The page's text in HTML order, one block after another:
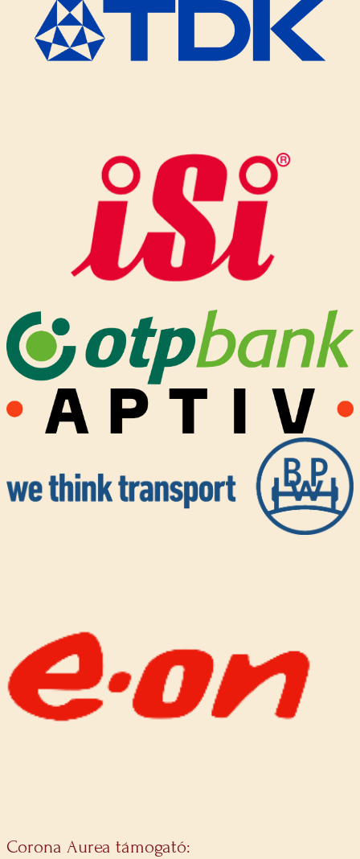
Corona Aurea támogató: